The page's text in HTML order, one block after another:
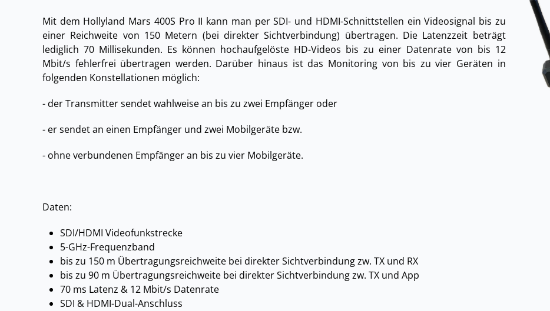
Mit dem Hollyland Mars 400S Pro II kann man per SDI- und HDMI-Schnittstellen ein Videosignal bis zu
einer Reichweite von 150 Metern (bei direkter Sichtverbindung) übertragen. Die Latenzzeit beträgt
lediglich 70 Millisekunden. Es können hochaufgelöste HD-Videos bis zu einer Datenrate von bis 12
Mbit/s fehlerfrei übertragen werden. Darüber hinaus ist das Monitoring von bis zu vier Geräten in
folgenden Konstellationen möglich:
- der Transmitter sendet wahlweise an bis zu zwei Empfänger oder
- er sendet an einen Empfänger und zwei Mobilgeräte bzw.
- ohne verbundenen Empfänger an bis zu vier Mobilgeräte.
Daten:
SDI/HDMI Videofunkstrecke
5-GHz-Frequenzband
bis zu 150 m Übertragungsreichweite bei direkter Sichtverbindung zw. TX und RX
bis zu 90 m Übertragungsreichweite bei direkter Sichtverbindung zw. TX und App
70 ms Latenz & 12 Mbit/s Datenrate
SDI & HDMI-Dual-Anschluss